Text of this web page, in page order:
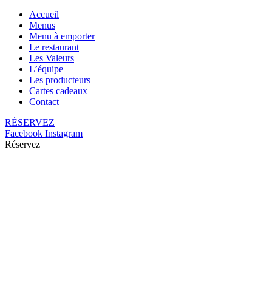
Accueil
Menus
Menu à emporter
Le restaurant
Les Valeurs
L’équipe
Les producteurs
Cartes cadeaux
Contact
RÉSERVEZ
Facebook Instagram
Réservez